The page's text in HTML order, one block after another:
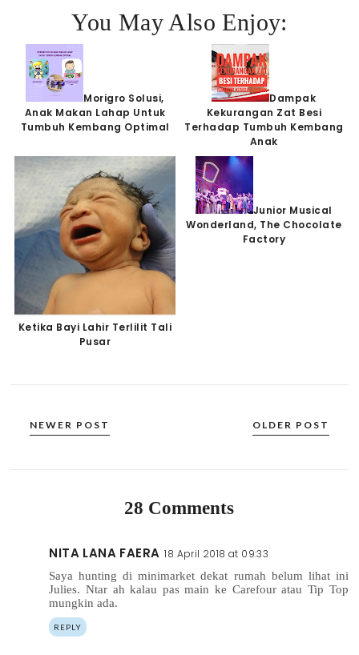
You May Also Enjoy:
Morigro Solusi,
Anak Makan Lahap Untuk
Tumbuh Kembang Optimal
Dampak
Kekurangan Zat Besi
Terhadap Tumbuh Kembang
Anak
Ketika Bayi Lahir Terlilit Tali
Pusar
Junior Musical
Wonderland, The Chocolate
Factory
NEWER POST OLDER POST
28 Comments
NITA LANA FAERA 18 April 2018 at 09:33
Saya hunting di minimarket dekat rumah belum lihat ini
Julies. Ntar ah kalau pas main ke Carefour atau Tip Top
mungkin ada.
REPLY